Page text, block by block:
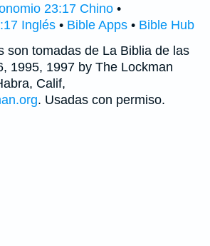
23:17 Chino •
Inglés • Bible Apps • Bible Hub
son tomadas de La Biblia de las
1995, 1997 by The Lockman
Calif,
. Usadas con permiso.